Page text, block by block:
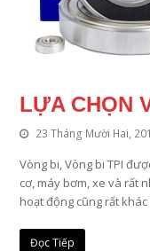
LỰA CHỌN
23 Tháng Mười Hai,
Vòng bi, Vòng bi TPI
cơ, máy bơm, xe và rất
hoạt động cũng rất
Đọc Tiếp